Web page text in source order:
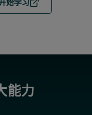
能力